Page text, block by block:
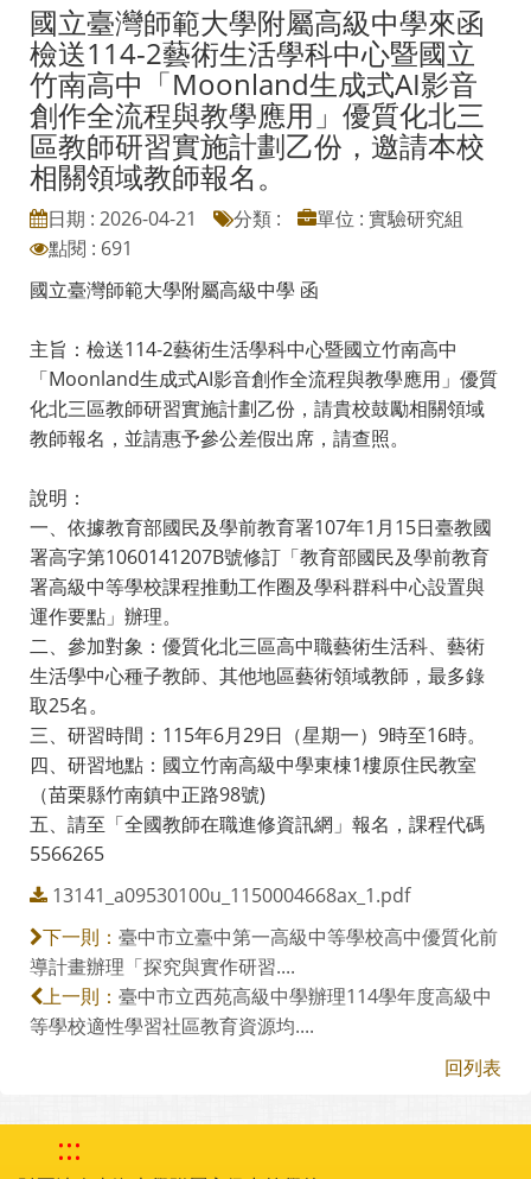
國立臺灣師範大學附屬高級中學來函
檢送114-2藝術生活學科中心暨國立
竹南高中「Moonland生成式AI影音
創作全流程與教學應用」優質化北三
區教師研習實施計劃乙份，邀請本校
相關領域教師報名。
日期 : 2026-04-21 分類 :
單位 : 實驗研究組
點閱 : 691
國立臺灣師範大學附屬高級中學 函
主旨：檢送114-2藝術生活學科中心暨國立竹南高中
「Moonland生成式AI影音創作全流程與教學應用」優質
化北三區教師研習實施計劃乙份，請貴校鼓勵相關領域
教師報名，並請惠予參公差假出席，請查照。
說明：
一、依據教育部國民及學前教育署107年1月15日臺教國
署高字第1060141207B號修訂「教育部國民及學前教育
署高級中等學校課程推動工作圈及學科群科中心設置與
運作要點」辦理。
二、參加對象：優質化北三區高中職藝術生活科、藝術
生活學中心種子教師、其他地區藝術領域教師，最多錄
取25名。
三、研習時間：115年6月29日（星期一）9時至16時。
四、研習地點：國立竹南高級中學東棟1樓原住民教室
（苗栗縣竹南鎮中正路98號)
五、請至「全國教師在職進修資訊網」報名，課程代碼
5566265
13141_a09530100u_1150004668ax_1.pdf
下一則： 臺中市立臺中第一高級中等學校高中優質化前
導計畫辦理「探究與實作研習....
上一則： 臺中市立西苑高級中學辦理114學年度高級中
等學校適性學習社區教育資源均....
回列表
:::